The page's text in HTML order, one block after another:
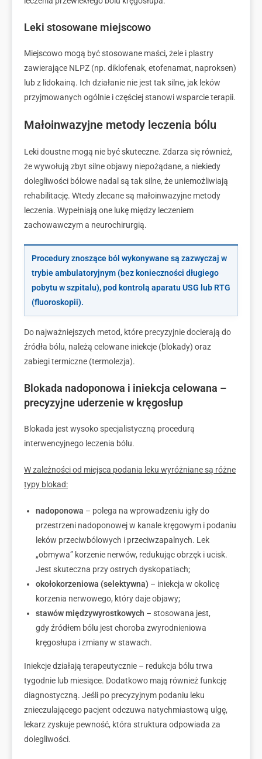
Leki stosowane miejscowo
Miejscowo mogą być stosowane maści, żele i plastry
zawierające NLPZ (np. diklofenak, etofenamat, naproksen)
lub z lidokainą. Ich działanie nie jest tak silne, jak leków
przyjmowanych ogólnie i częściej stanowi wsparcie terapii.
Małoinwazyjne metody leczenia bólu
Leki doustne mogą nie być skuteczne. Zdarza się również,
że wywołują zbyt silne objawy niepożądane, a niekiedy
dolegliwości bólowe nadal są tak silne, że uniemożliwiają
rehabilitację. Wtedy zlecane są małoinwazyjne metody
leczenia. Wypełniają one lukę między leczeniem
zachowawczym a neurochirurgią.
Procedury znoszące ból wykonywane są zazwyczaj w
trybie ambulatoryjnym (bez konieczności długiego
pobytu w szpitalu), pod kontrolą aparatu USG lub RTG
(fluoroskopii).
Do najważniejszych metod, które precyzyjnie docierają do
źródła bólu, należą celowane iniekcje (blokady) oraz
zabiegi termiczne (termolezja).
Blokada nadoponowa i iniekcja celowana –
precyzyjne uderzenie w kręgosłup
Blokada jest wysoko specjalistyczną procedurą
interwencyjnego leczenia bólu.
W zależności od miejsca podania leku wyróżniane są różne
typy blokad:
nadoponowa – polega na wprowadzeniu igły do
przestrzeni nadoponowej w kanale kręgowym i podaniu
leków przeciwbólowych i przeciwzapalnych. Lek
„obmywa” korzenie nerwów, redukując obrzęk i ucisk.
Jest skuteczna przy ostrych dyskopatiach;
okołokorzeniowa (selektywna) – iniekcja w okolicę
korzenia nerwowego, który daje objawy;
stawów międzywyrostkowych – stosowana jest,
gdy źródłem bólu jest choroba zwyrodnieniowa
kręgosłupa i zmiany w stawach.
Iniekcje działają terapeutycznie – redukcja bólu trwa
tygodnie lub miesiące. Dodatkowo mają również funkcję
diagnostyczną. Jeśli po precyzyjnym podaniu leku
znieczulającego pacjent odczuwa natychmiastową ulgę,
lekarz zyskuje pewność, która struktura odpowiada za
dolegliwości.